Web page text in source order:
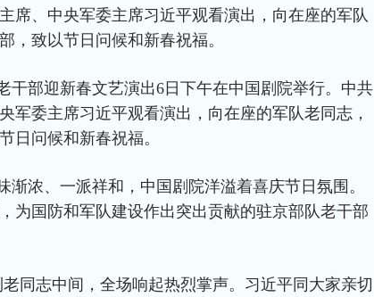
席、中央军委主席习近平观看演出，向在座的军队
，致以节日问候和新春祝福。
干部迎新春文艺演出6日下午在中国剧院举行。中共
军委主席习近平观看演出，向在座的军队老同志，
日问候和新春祝福。
渐浓、一派祥和，中国剧院洋溢着喜庆节日氛围。
为国防和军队建设作出突出贡献的驻京部队老干部
同志中间，全场响起热烈掌声。习近平同大家亲切